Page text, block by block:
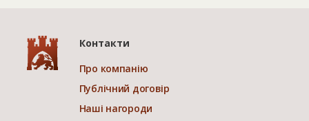
Контакти
Про компанію
Публічний договір
Наші нагороди